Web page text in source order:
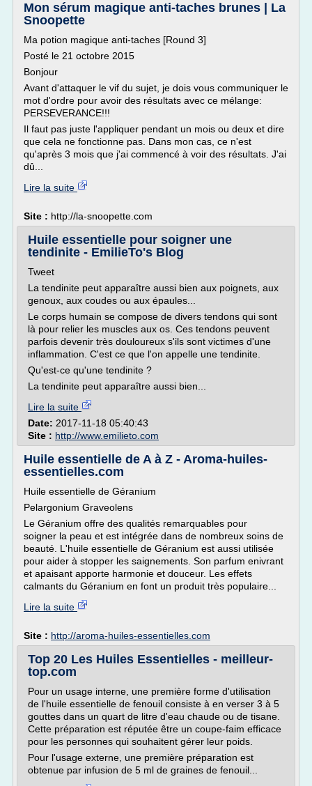
Mon sérum magique anti-taches brunes | La
Snoopette
Ma potion magique anti-taches [Round 3]
Posté le 21 octobre 2015
Bonjour
Avant d'attaquer le vif du sujet, je dois vous communiquer le
mot d'ordre pour avoir des résultats avec ce mélange:
PERSEVERANCE!!!
Il faut pas juste l'appliquer pendant un mois ou deux et dire
que cela ne fonctionne pas. Dans mon cas, ce n'est
qu'après 3 mois que j'ai commencé à voir des résultats. J'ai
dû...
Lire la suite
Site : http://la-snoopette.com
Huile essentielle pour soigner une
tendinite - EmilieTo's Blog
Tweet
La tendinite peut apparaître aussi bien aux poignets, aux
genoux, aux coudes ou aux épaules...
Le corps humain se compose de divers tendons qui sont
là pour relier les muscles aux os. Ces tendons peuvent
parfois devenir très douloureux s'ils sont victimes d'une
inflammation. C'est ce que l'on appelle une tendinite.
Qu'est-ce qu'une tendinite ?
La tendinite peut apparaître aussi bien...
Lire la suite
Date: 2017-11-18 05:40:43
Site : http://www.emilieto.com
Huile essentielle de A à Z - Aroma-huiles-
essentielles.com
Huile essentielle de Géranium
Pelargonium Graveolens
Le Géranium offre des qualités remarquables pour
soigner la peau et est intégrée dans de nombreux soins de
beauté. L'huile essentielle de Géranium est aussi utilisée
pour aider à stopper les saignements. Son parfum enivrant
et apaisant apporte harmonie et douceur. Les effets
calmants du Géranium en font un produit très populaire...
Lire la suite
Site : http://aroma-huiles-essentielles.com
Top 20 Les Huiles Essentielles - meilleur-
top.com
Pour un usage interne, une première forme d'utilisation
de l'huile essentielle de fenouil consiste à en verser 3 à 5
gouttes dans un quart de litre d'eau chaude ou de tisane.
Cette préparation est réputée être un coupe-faim efficace
pour les personnes qui souhaitent gérer leur poids.
Pour l'usage externe, une première préparation est
obtenue par infusion de 5 ml de graines de fenouil...